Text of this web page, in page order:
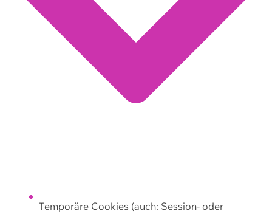
Temporäre Cookies (auch: Session- oder